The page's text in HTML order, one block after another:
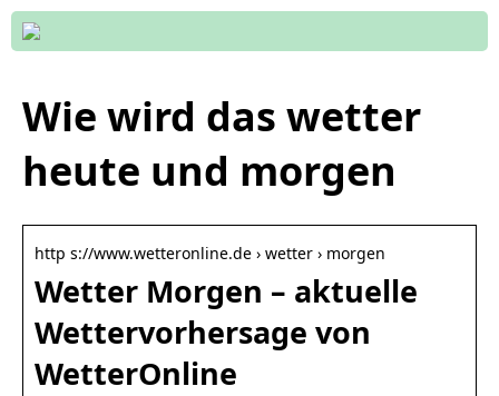
Wie wird das wetter
heute und morgen
http s://www.wetteronline.de › wetter › morgen
Wetter Morgen – aktuelle
Wettervorhersage von
WetterOnline